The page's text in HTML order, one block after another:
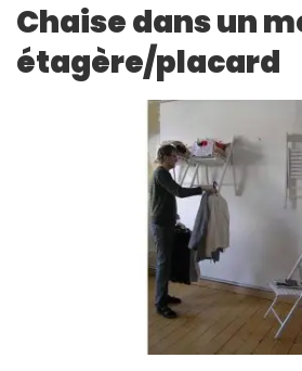
Chaise dans un
étagère/placard